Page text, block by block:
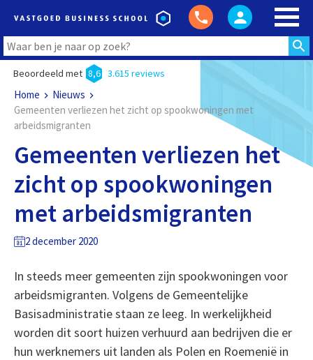
Beoordeeld met 8,6 3.615 reviews
Home
Nieuws
Gemeenten verliezen het zicht op spookwoningen met
arbeidsmigranten
Gemeenten verliezen het
zicht op spookwoningen
met arbeidsmigranten
2 december 2020
In steeds meer gemeenten zijn spookwoningen voor
arbeidsmigranten. Volgens de Gemeentelijke
Basisadministratie staan ze leeg. In werkelijkheid
worden dit soort huizen verhuurd aan bedrijven die er
hun werknemers uit landen als Polen en Roemenië in